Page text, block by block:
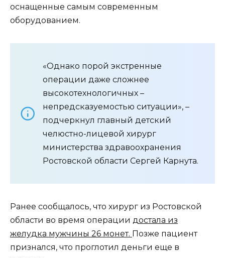
оснащенные самым современным
оборудованием.
«Однако порой экстренные
операции даже сложнее
высокотехнологичных –
непредсказуемостью ситуации», –
подчеркнул главный детский
челюстно-лицевой хирург
министерства здравоохранения
Ростовской области Сергей Карнута.
Ранее сообщалось, что хирург из Ростовской
области во время операции достала из
желудка мужчины 26 монет. Позже пациент
признался, что проглотил деньги еще в